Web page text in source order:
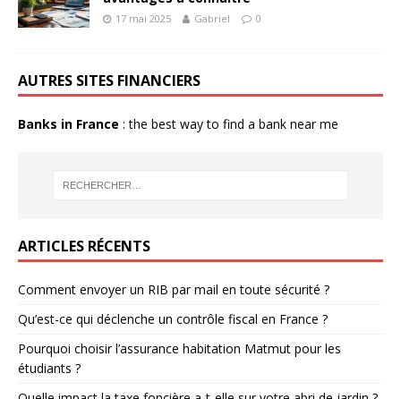
17 mai 2025 Gabriel 0
AUTRES SITES FINANCIERS
Banks in France : the best way to find a bank near me
ARTICLES RÉCENTS
Comment envoyer un RIB par mail en toute sécurité ?
Qu’est-ce qui déclenche un contrôle fiscal en France ?
Pourquoi choisir l’assurance habitation Matmut pour les
étudiants ?